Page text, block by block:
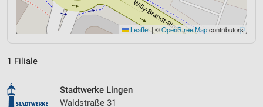
Leaflet | ©OpenStreetMapcontributors
1 Filiale
Stadtwerke Lingen
Waldstraße 31